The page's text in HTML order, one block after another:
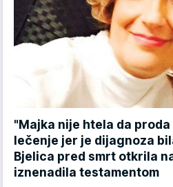
"Majka nije htela da proda
lečenje jer je dijagnoza
Bjelica pred smrt otkrila
iznenadila testamentom